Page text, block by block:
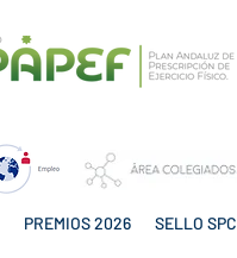
PREMIOS 2026 SELLO SPC